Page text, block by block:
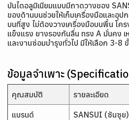
บันไดอลูมิเนียมแบบมีถาดวางของ
ของด้านบนช่วยให้เก็บเครื่องมือและอุ
บนที่สูง ไม่ต้องวางเครื่องมือบนพื้น โคร
แข็งแรง ยางรองกันลื่น ทรง A มั่นคง
และงานซ่อมบำรุงทั่วไป มีให้เลือก 3-8
ข้อมูลจำเพาะ
คุณสมบัติ รายละเอียด
แบรนด์ SANSUI (ซันซุย)